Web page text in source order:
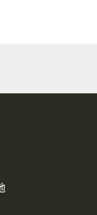
基準を満たした
等（利用目的の